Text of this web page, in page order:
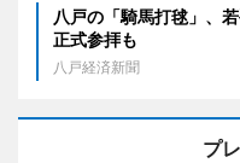
八戸の「騎馬打毬」、
正式参拝も
八戸経済新聞
プ